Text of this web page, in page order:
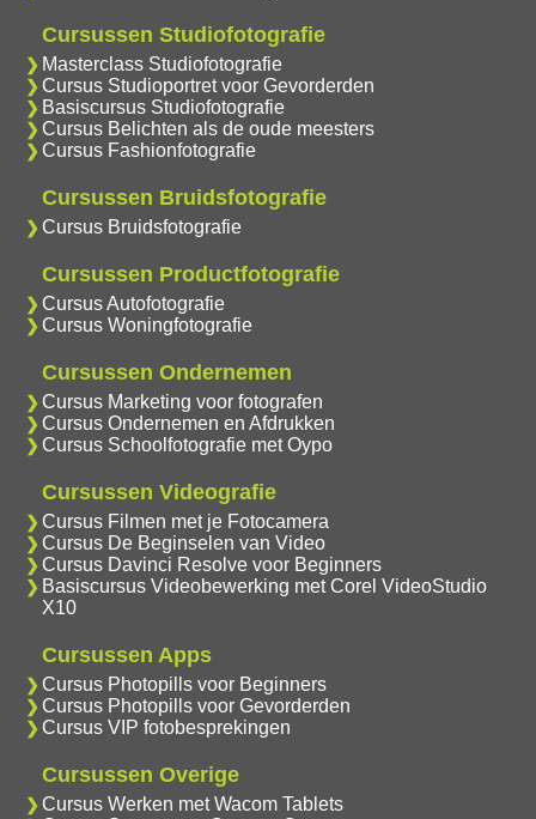
Cursussen Studiofotografie
Masterclass Studiofotografie
Cursus Studioportret voor Gevorderden
Basiscursus Studiofotografie
Cursus Belichten als de oude meesters
Cursus Fashionfotografie
Cursussen Bruidsfotografie
Cursus Bruidsfotografie
Cursussen Productfotografie
Cursus Autofotografie
Cursus Woningfotografie
Cursussen Ondernemen
Cursus Marketing voor fotografen
Cursus Ondernemen en Afdrukken
Cursus Schoolfotografie met Oypo
Cursussen Videografie
Cursus Filmen met je Fotocamera
Cursus De Beginselen van Video
Cursus Davinci Resolve voor Beginners
Basiscursus Videobewerking met Corel VideoStudio
X10
Cursussen Apps
Cursus Photopills voor Beginners
Cursus Photopills voor Gevorderden
Cursus VIP fotobesprekingen
Cursussen Overige
Cursus Werken met Wacom Tablets